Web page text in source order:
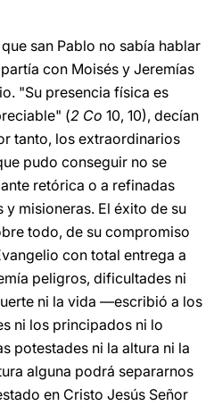
san Pablo no sabía hablar
con Moisés y Jeremías
"Su presencia física es
(2 Co 10, 10), decían
tanto, los extraordinarios
pudo conseguir no se
retórica o a refinadas
misioneras. El éxito de su
todo, de su compromiso
con total entrega a
peligros, dificultades ni
ni la vida —escribió a los
ni los principados ni lo
potestades ni la altura ni la
alguna podrá separarnos
en Cristo Jesús Señor